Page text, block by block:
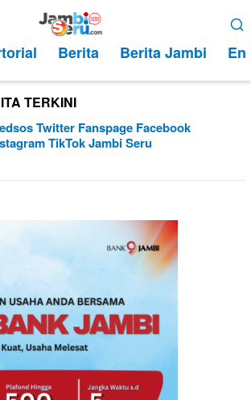
Berita Berita Jambi
TERKINI
Twitter Fanspage Facebook
TikTok Jambi Seru